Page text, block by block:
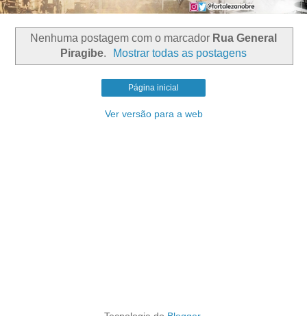
Nenhuma postagem com o marcador Rua General
Piragibe. Mostrar todas as postagens
Página inicial
Ver versão para a web